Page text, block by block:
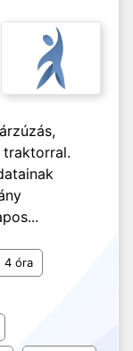
traktorral.
4 óra